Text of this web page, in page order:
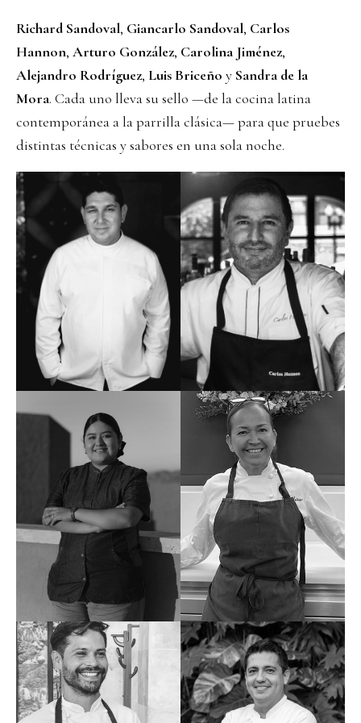
Richard Sandoval, Giancarlo Sandoval, Carlos
Hannon, Arturo González, Carolina Jiménez,
Alejandro Rodríguez, Luis Briceño y Sandra de la
Mora. Cada uno lleva su sello —de la cocina latina
contemporánea a la parrilla clásica— para que pruebes
distintas técnicas y sabores en una sola noche.